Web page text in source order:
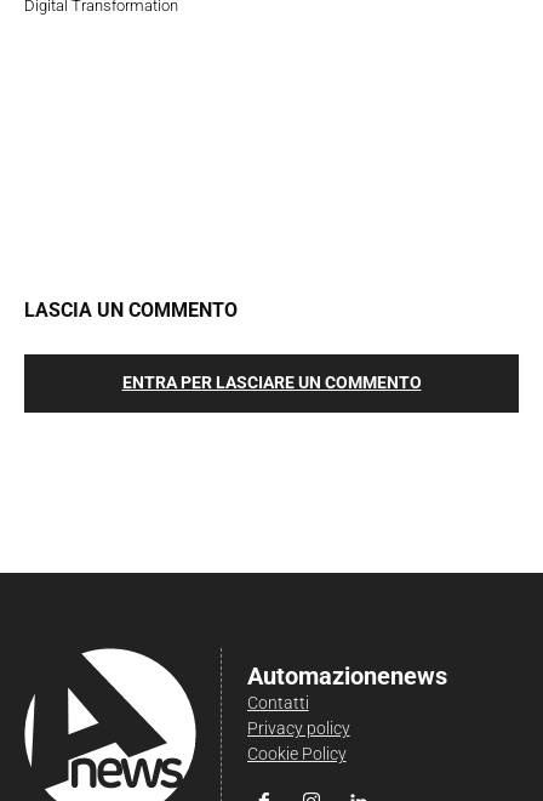
Digital Transformation
LASCIA UN COMMENTO
ENTRA PER LASCIARE UN COMMENTO
Automazionenews
Contatti
Privacy policy
Cookie Policy